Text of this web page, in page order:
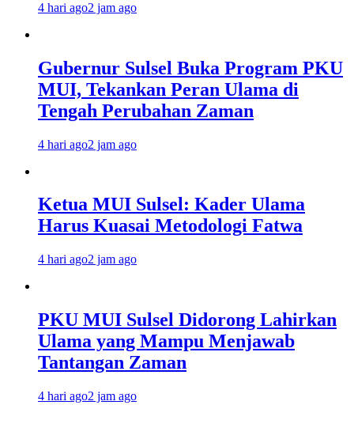
4 hari ago2 jam ago
Gubernur Sulsel Buka Program PKU
MUI, Tekankan Peran Ulama di
Tengah Perubahan Zaman
4 hari ago2 jam ago
Ketua MUI Sulsel: Kader Ulama
Harus Kuasai Metodologi Fatwa
4 hari ago2 jam ago
PKU MUI Sulsel Didorong Lahirkan
Ulama yang Mampu Menjawab
Tantangan Zaman
4 hari ago2 jam ago